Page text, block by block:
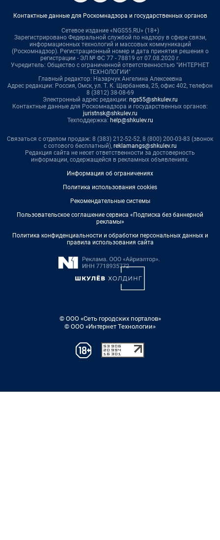
Контактные данные для Роскомнадзора и государственных органов
Сетевое издание «NGS55.RU» (18+)
Зарегистрировано Федеральной службой по надзору в сфере связи,
информационных технологий и массовых коммуникаций
(Роскомнадзор). Регистрационный номер и дата принятия решения о
регистрации - ЭЛ № ФС 77 - 78819 от 07.08.2020 г.
Учредитель: Общество с ограниченной ответственностью "ИНТЕРНЕТ
ТЕХНОЛОГИИ"
Главный редактор: Назарчук Ангелина Алексеевна
Адрес редакции: Россия, Омск, ул. Т. К. Щербанева, 25, офис 402, телефон
8 (3812) 38-08-69
Электронный адрес редакции: ngs55@shkulev.ru
Контактные данные для Роскомнадзора и государственных органов:
juristnsk@shkulev.ru
Техподдержка: help@shkulev.ru
Связаться с отделом продаж: 8 (383) 212-52-52, 8 (800) 200-03-83 (звонок
с сотового бесплатный), reklamangs@shkulev.ru
Редакция сайта не несет ответственности за достоверность
информации, содержащейся в рекламных объявлениях.
Информация об ограничениях
Политика использования cookies
Рекомендательные системы
Пользовательское соглашение сервиса «Подписка без баннерной
рекламы»
Политика конфиденциальности и обработки персональных данных и
правила использования сайта
© ООО «Сеть городских порталов»
© ООО «Интернет Технологии»